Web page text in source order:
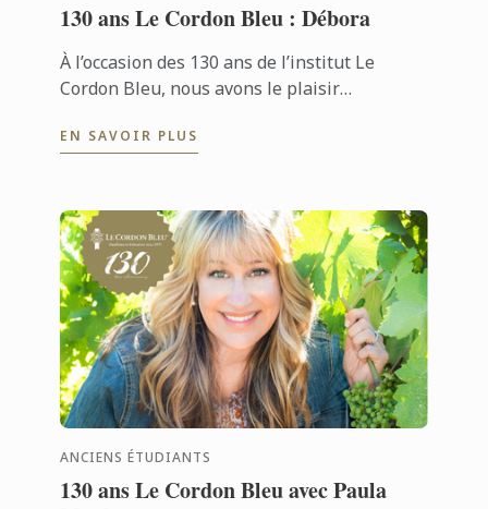
130 ans Le Cordon Bleu : Débora
À l’occasion des 130 ans de l’institut Le
Cordon Bleu, nous avons le plaisir
étudiante passionnée par la pâtisserie
EN SAVOIR PLUS
ANCIENS ÉTUDIANTS
130 ans Le Cordon Bleu avec Paula